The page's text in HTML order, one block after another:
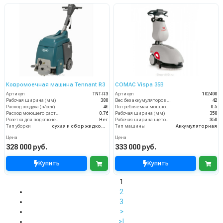
Ковромоечная машина Tennant R3
Артикул
TNT-R3
Рабочая ширина (мм)
380
Расход воздуха (л/сек)
46
Расход моющего раствора (л/мин)
0.76
Розетка для подключения инструмента
Нет
Тип уборки
сухая и сбор жидкостей
Цена
328 000 руб.
Купить
COMAC Vispa 35B
Артикул
102490
Вес без аккумуляторов (кг)
42
Потребляемая мощность (кВт)
0.5
Рабочая ширина (мм)
350
Рабочая ширина щеток (мм)
350
Тип машины
Аккумуляторная
Цена
333 000 руб.
Купить
1
2
3
>